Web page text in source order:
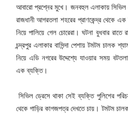
আবারো প্রশ্নের মুখে। জনবহুল এলাকায় সিভিল
রাজধানী আগরতলা শহরের প্রাণকেন্দ্র থেকে
নিয়ে পালিয়ে গেল চোরেরা। ঘটনা বুধবার রাতে
চন্দ্রপুর এলাকার বাসিন্দা পেশায় টমটম চালক
নিয়ে এডি নগরের উদ্দেশ্যে যাওয়ার সময়
এক ব্যক্তি।
সিভিল ড্রেসে থাকা সেই ব্যক্তি পুলিশের
থেকে গাড়ির কাগজপত্র দেখতে চায়। টমটম